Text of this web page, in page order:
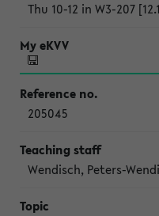
Thu 10-12 in W3-207
205045
Wendisch, Peters-